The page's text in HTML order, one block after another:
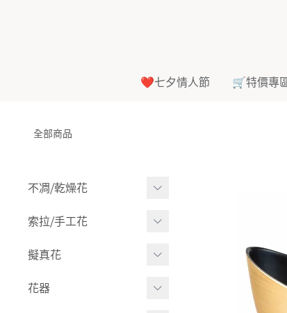
❤️七夕情人節 🛒特價專
全部商品
不凋⧸乾燥花
多色組合
索拉⧸手工花
索拉花(有花莖)
擬真花
盆栽⧸成品
花器